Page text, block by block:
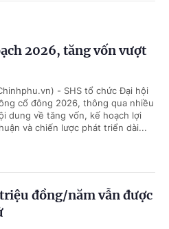
2026, tăng vốn vượt
- SHS tổ chức Đại hội
cổ đông 2026, thông qua nhiều
dung về tăng vốn, kế hoạch lợi
và chiến lược phát triển dài...
đồng/năm vẫn được